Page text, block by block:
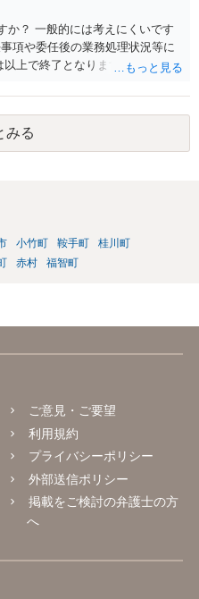
か？ 一般的には考えにくいです
項や委任後の業務処理状況等に
上で終了となりますが、参考に
みる
小竹町 鞍手町
桂川町
赤村 福智町
ご意見・ご要望
利用規約
プライバシーポリシー
外部送信ポリシー
掲載をご検討の弁護士の方
へ